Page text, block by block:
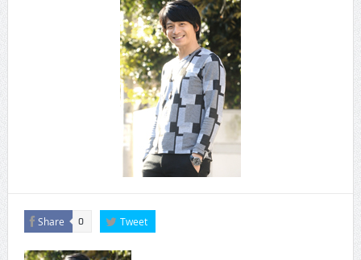
CINEMA×STYLE 287号
CINEMA×STYLE 286号
CINEMA×STYLE 285号
CINEMA×STYLE 294号
Share 0 Tweet